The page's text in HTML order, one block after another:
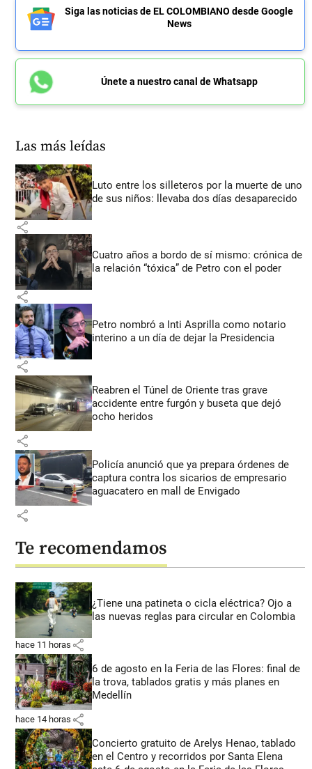
Siga las noticias de EL COLOMBIANO desde Google
News
Únete a nuestro canal de Whatsapp
Las más leídas
Luto entre los silleteros por la muerte de uno
de sus niños: llevaba dos días desaparecido
share
Cuatro años a bordo de sí mismo: crónica de
la relación “tóxica” de Petro con el poder
share
Petro nombró a Inti Asprilla como notario
interino a un día de dejar la Presidencia
share
Reabren el Túnel de Oriente tras grave
accidente entre furgón y buseta que dejó
ocho heridos
share
Policía anunció que ya prepara órdenes de
captura contra los sicarios de empresario
aguacatero en mall de Envigado
share
Te recomendamos
¿Tiene una patineta o cicla eléctrica? Ojo a
las nuevas reglas para circular en Colombia
hace 11 horas share
6 de agosto en la Feria de las Flores: final de
la trova, tablados gratis y más planes en
Medellín
hace 14 horas share
Concierto gratuito de Arelys Henao, tablado
en el Centro y recorridos por Santa Elena